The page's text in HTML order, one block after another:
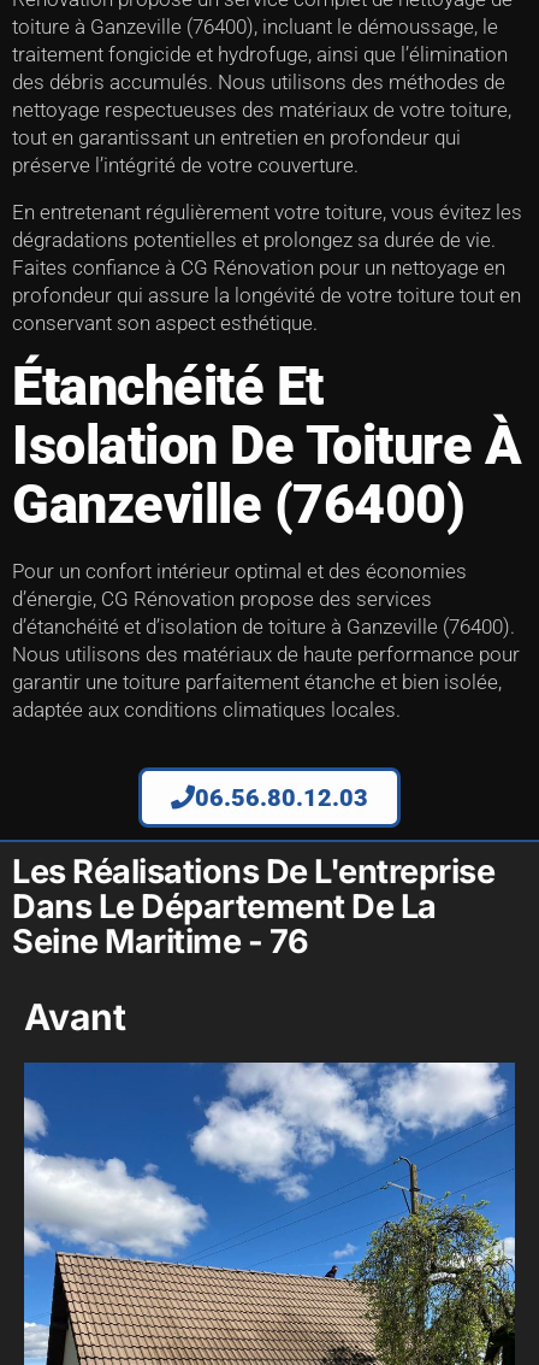
toiture à Ganzeville (76400), incluant le démoussage, le
traitement fongicide et hydrofuge, ainsi que l’élimination
des débris accumulés. Nous utilisons des méthodes de
nettoyage respectueuses des matériaux de votre toiture,
tout en garantissant un entretien en profondeur qui
préserve l’intégrité de votre couverture.
En entretenant régulièrement votre toiture, vous évitez les
dégradations potentielles et prolongez sa durée de vie.
Faites confiance à CG Rénovation pour un nettoyage en
profondeur qui assure la longévité de votre toiture tout en
conservant son aspect esthétique.
Étanchéité Et
Isolation De Toiture À
Ganzeville (76400)
Pour un confort intérieur optimal et des économies
d’énergie, CG Rénovation propose des services
d’étanchéité et d’isolation de toiture à Ganzeville (76400).
Nous utilisons des matériaux de haute performance pour
garantir une toiture parfaitement étanche et bien isolée,
adaptée aux conditions climatiques locales.
06.56.80.12.03
Les Réalisations De L'entreprise
Dans Le Département De La
Seine Maritime - 76
Avant